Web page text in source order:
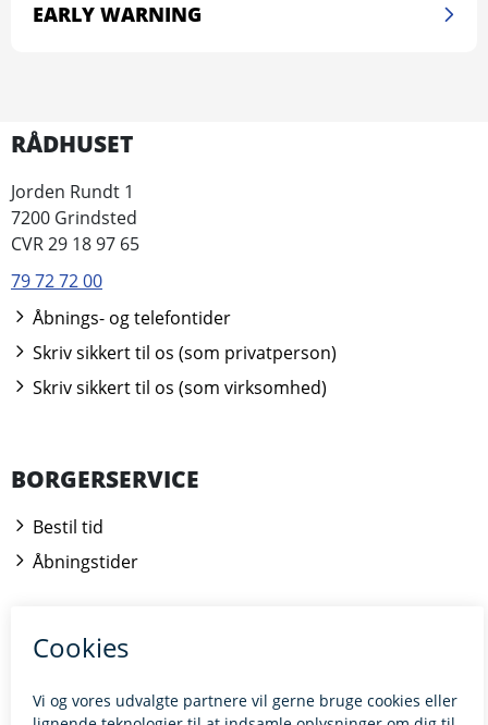
EARLY WARNING
RÅDHUSET
Jorden Rundt 1
7200 Grindsted
CVR 29 18 97 65
79 72 72 00
Åbnings- og telefontider
Skriv sikkert til os (som privatperson)
Skriv sikkert til os (som virksomhed)
BORGERSERVICE
Bestil tid
Åbningstider
BILLUND.DK